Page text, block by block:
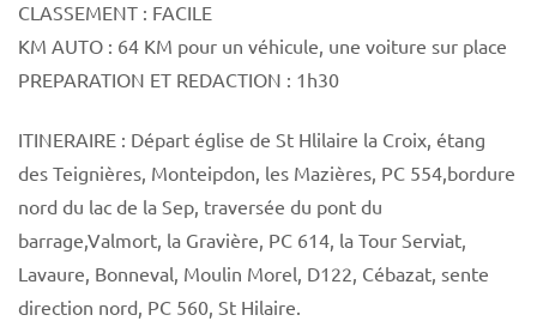
CLASSEMENT : FACILE
KM AUTO : 64 KM pour un véhicule, une voiture sur place
PREPARATION ET REDACTION : 1h30
ITINERAIRE : Départ église de St Hlilaire la Croix, étang
des Teignières, Monteipdon, les Mazières, PC 554,bordure
nord du lac de la Sep, traversée du pont du
barrage,Valmort, la Gravière, PC 614, la Tour Serviat,
Lavaure, Bonneval, Moulin Morel, D122, Cébazat, sente
direction nord, PC 560, St Hilaire.